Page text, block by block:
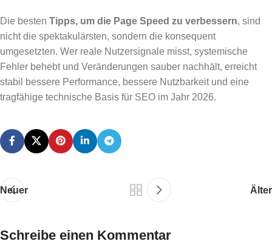
Die besten Tipps, um die Page Speed zu verbessern, sind
nicht die spektakulärsten, sondern die konsequent
umgesetzten. Wer reale Nutzersignale misst, systemische
Fehler behebt und Veränderungen sauber nachhält, erreicht
stabil bessere Performance, bessere Nutzbarkeit und eine
tragfähige technische Basis für SEO im Jahr 2026.
Neuer Älter
Schreibe einen Kommentar